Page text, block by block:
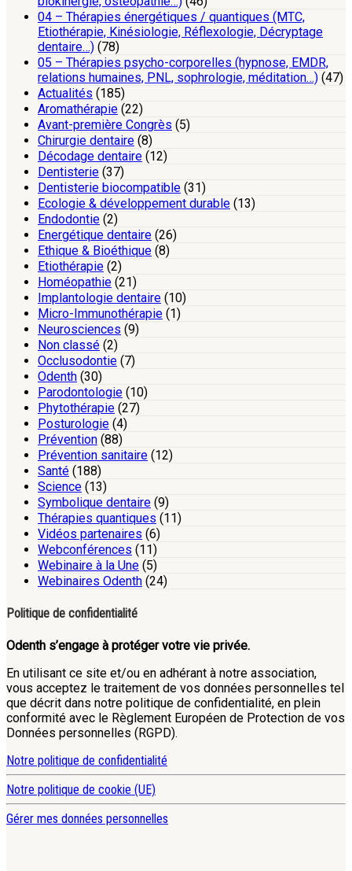
04 – Thérapies énergétiques / quantiques (MTC,
Etiothérapie, Kinésiologie, Réflexologie, Décryptage
dentaire…) (78)
05 – Thérapies psycho-corporelles (hypnose, EMDR,
relations humaines, PNL, sophrologie, méditation…) (47)
Actualités (185)
Aromathérapie (22)
Avant-première Congrès (5)
Chirurgie dentaire (8)
Décodage dentaire (12)
Dentisterie (37)
Dentisterie biocompatible (31)
Ecologie & développement durable (13)
Endodontie (2)
Energétique dentaire (26)
Ethique & Bioéthique (8)
Etiothérapie (2)
Homéopathie (21)
Implantologie dentaire (10)
Micro-Immunothérapie (1)
Neurosciences (9)
Non classé (2)
Occlusodontie (7)
Odenth (30)
Parodontologie (10)
Phytothérapie (27)
Posturologie (4)
Prévention (88)
Prévention sanitaire (12)
Santé (188)
Science (13)
Symbolique dentaire (9)
Thérapies quantiques (11)
Vidéos partenaires (6)
Webconférences (11)
Webinaire à la Une (5)
Webinaires Odenth (24)
Politique de confidentialité
Odenth s’engage à protéger votre vie privée.
En utilisant ce site et/ou en adhérant à notre association,
vous acceptez le traitement de vos données personnelles tel
que décrit dans notre politique de confidentialité, en plein
conformité avec le Règlement Européen de Protection de vos
Données personnelles (RGPD).
Notre politique de confidentialité
Notre politique de cookie (UE)
Gérer mes données personnelles